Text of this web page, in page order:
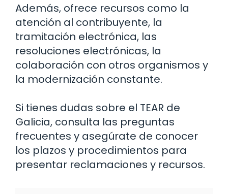
Además, ofrece recursos como la
atención al contribuyente, la
tramitación electrónica, las
resoluciones electrónicas, la
colaboración con otros organismos y
la modernización constante.
Si tienes dudas sobre el TEAR de
Galicia, consulta las preguntas
frecuentes y asegúrate de conocer
los plazos y procedimientos para
presentar reclamaciones y recursos.